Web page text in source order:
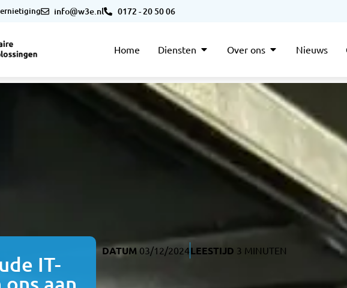
info@w3e.nl 0172 - 20 50 06
Home Diensten Over ons Nieuws
IT-
aan
DATUM 03/12/2024LEESTIJD 3 MINUTEN